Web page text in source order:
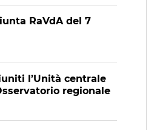
RaVdA del 7
l’Unità centrale
regionale